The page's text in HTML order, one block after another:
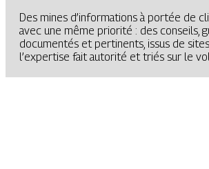
Des mines d’informations à portée de
avec une même priorité : des conseils,
documentés et pertinents, issus de
l’expertise fait autorité et triés sur le